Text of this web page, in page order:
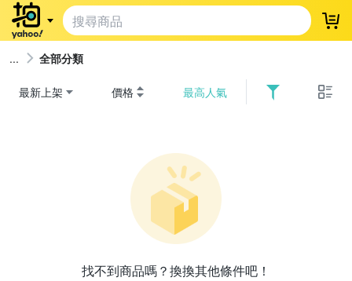
登
全部分類
最新上架 價格 最高人氣
找不到商品嗎？換換其他條件吧！